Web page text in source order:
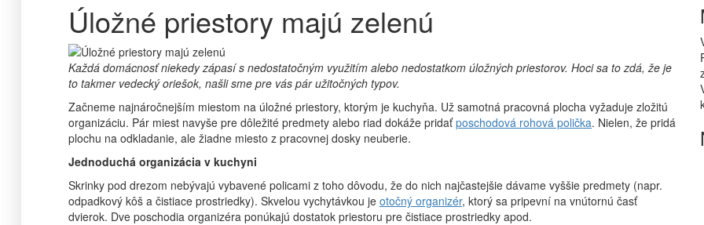
Úložné priestory majú zelenú
Každá domácnosť niekedy zápasí s nedostatočným využitím alebo nedostatkom úložných priestorov. Hoci sa to zdá, že je
to takmer vedecký oriešok, našli sme pre vás pár užitočných typov.
Začneme najnáročnejším miestom na úložné priestory, ktorým je kuchyňa. Už samotná pracovná plocha vyžaduje zložitú
organizáciu. Pár miest navyše pre dôležité predmety alebo riad dokáže pridaťposchodová rohová polička. Nielen, že pridá
plochu na odkladanie, ale žiadne miesto z pracovnej dosky neuberie.
Jednoduchá organizácia v kuchyni
Skrinky pod drezom nebývajú vybavené policami z toho dôvodu, že do nich najčastejšie dávame vyššie predmety (napr.
odpadkový kôš a čistiace prostriedky). Skvelou vychytávkou je otočný organizér, ktorý sa pripevní na vnútornú časť
dvierok. Dve poschodia organizéra ponúkajú dostatok priestoru pre čistiace prostriedky apod.